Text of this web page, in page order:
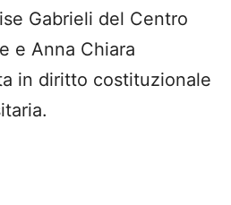
Gabrieli del Centro
e Anna Chiara
in diritto costituzionale